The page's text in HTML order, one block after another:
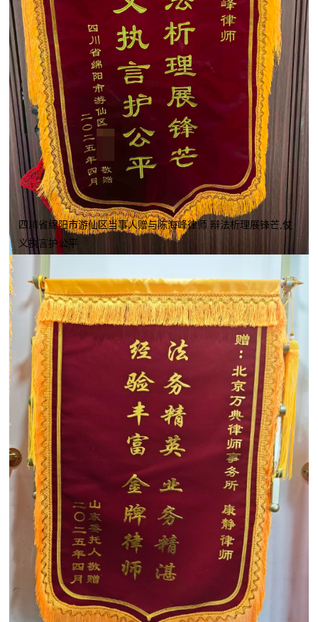
四川省绵阳市游仙区当事人赠与陈海峰律师 辩法析理展锋芒,仗
义执言护公平